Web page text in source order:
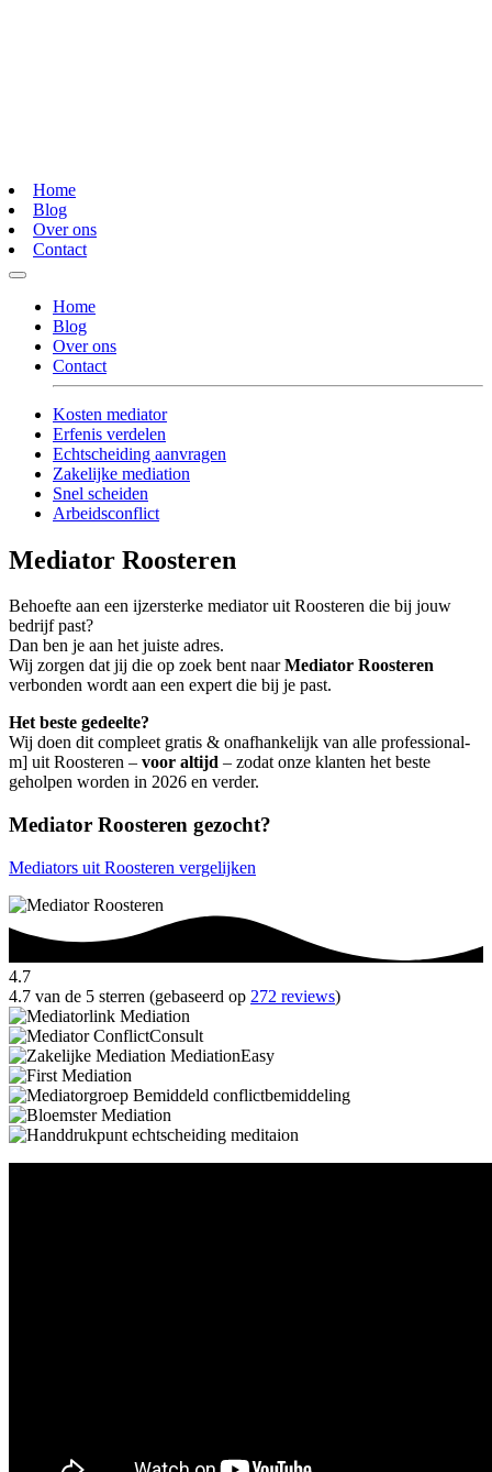
Home
Blog
Over ons
Contact
Home
Blog
Over ons
Contact
Kosten mediator
Erfenis verdelen
Echtscheiding aanvragen
Zakelijke mediation
Snel scheiden
Arbeidsconflict
Mediator Roosteren
Behoefte aan een ijzersterke mediator uit Roosteren die bij jouw
bedrijf past?
Dan ben je aan het juiste adres.
Wij zorgen dat jij die op zoek bent naarMediator Roosteren
verbonden wordt aan een expert die bij je past.
Het beste gedeelte?
Wij doen dit compleet gratis & onafhankelijk van alle professional-
m] uit Roosteren – voor altijd – zodat onze klanten het beste
geholpen worden in 2026 en verder.
Mediator Roosteren gezocht?
Mediators uit Roosteren vergelijken
4.7
4.7 van de 5 sterren (gebaseerd op 272 reviews)